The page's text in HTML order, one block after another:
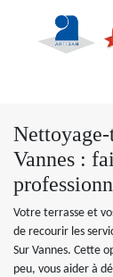
Nettoyage-
Vannes :
Votre terrasse et
de recourir les
Sur Vannes. Cette
peu, vous aider à